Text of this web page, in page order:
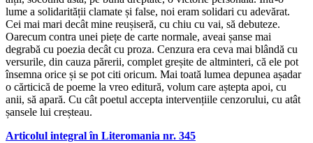
lume a solidarității clamate și false, noi eram solidari cu adevărat.
Cei mai mari decât mine reușiseră, cu chiu cu vai, să debuteze.
Oarecum contra unei piețe de carte normale, aveai șanse mai
degrabă cu poezia decât cu proza. Cenzura era ceva mai blândă cu
versurile, din cauza părerii, complet greșite de altminteri, că ele pot
însemna orice și se pot citi oricum. Mai toată lumea depunea așadar
o cărticică de poeme la vreo editură, volum care aștepta apoi, cu
anii, să apară. Cu cât poetul accepta intervențiile cenzorului, cu atât
șansele lui creșteau.
Articolul integral în Literomania nr. 345